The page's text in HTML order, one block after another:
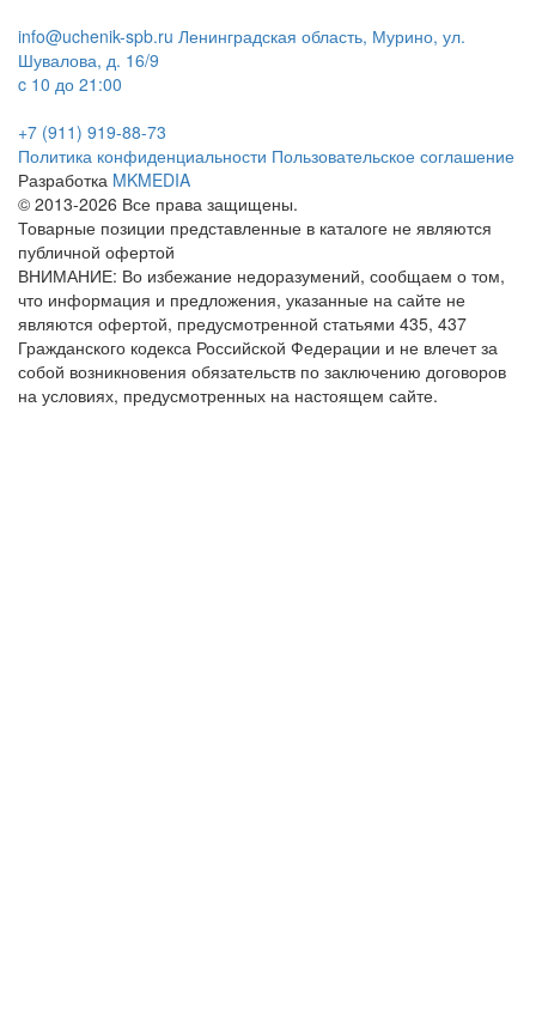
info@uchenik-spb.ru Ленинградская область, Мурино, ул.
Шувалова, д. 16/9
c 10 до 21:00
+7 (911) 919-88-73
Политика конфиденциальности Пользовательское соглашение
Разработка MKMEDIA
© 2013-2026 Все права защищены.
Товарные позиции представленные в каталоге не являются
публичной офертой
ВНИМАНИЕ: Во избежание недоразумений, сообщаем о том,
что информация и предложения, указанные на сайте не
являются офертой, предусмотренной статьями 435, 437
Гражданского кодекса Российской Федерации и не влечет за
собой возникновения обязательств по заключению договоров
на условиях, предусмотренных на настоящем сайте.